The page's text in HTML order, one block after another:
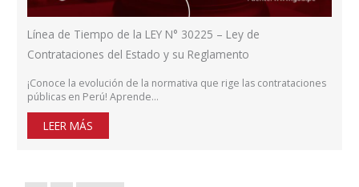
Línea de Tiempo de la LEY N° 30225 – Ley de
Contrataciones del Estado y su Reglamento
¡Conoce la evolución de la normativa que rige las contrataciones
públicas en Perú! Aprende…
LEER MÁS